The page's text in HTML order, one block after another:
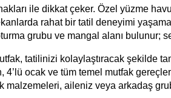
ile dikkat çeker. Özel yüzme
rahat bir tatil deneyimi
grubu ve mangal alanı bulunur;
tatilinizi kolaylaştıracak şekilde
4’lü ocak ve tüm temel mutfak
malzemeleri, aileniz veya arkadaş